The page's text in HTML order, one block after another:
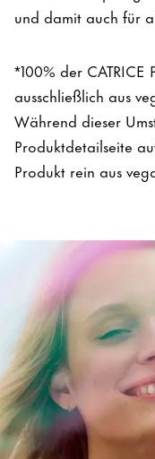
und damit auch für
*100% der
ausschließlich aus
Während dieser
Produktdetailseite
Produkt rein aus